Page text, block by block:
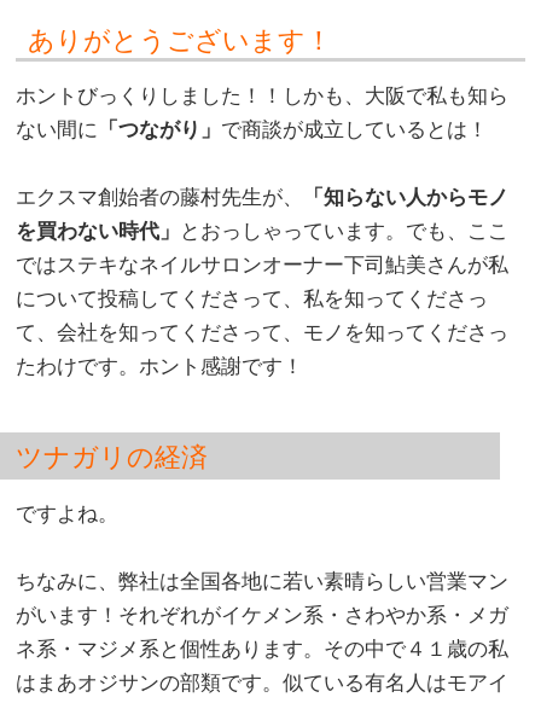
ありがとうございます！
ホントびっくりしました！！しかも、大阪で私も知ら
ない間に
「つながり」 で商談が成立しているとは！
エクスマ創始者の藤村先生が、
「知らない人からモノ
を買わない時代」
とおっしゃっています。でも、ここ
ではステキなネイルサロンオーナー下司鮎美さんが私
について投稿してくださって、私を知ってくださっ
て、会社を知ってくださって、モノを知ってくださっ
たわけです。ホント感謝です！
ツナガリの経済
ですよね。
ちなみに、弊社は全国各地に若い素晴らしい営業マン
がいます！それぞれがイケメン系・さわやか系・メガ
ネ系・マジメ系と個性あります。その中で４１歳の私
はまあオジサンの部類です。似ている有名人はモアイ